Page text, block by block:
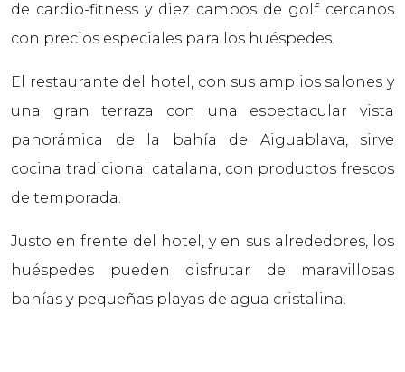
de cardio-fitness y diez campos de golf cercanos
con precios especiales para los huéspedes.
El restaurante del hotel, con sus amplios salones y
una gran terraza con una espectacular vista
panorámica de la bahía de Aiguablava, sirve
cocina tradicional catalana, con productos frescos
de temporada.
Justo en frente del hotel, y en sus alrededores, los
huéspedes pueden disfrutar de maravillosas
bahías y pequeñas playas de agua cristalina.